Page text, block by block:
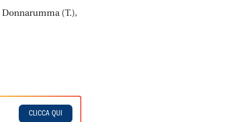
Donnarumma (T.),
CLICCA QUI